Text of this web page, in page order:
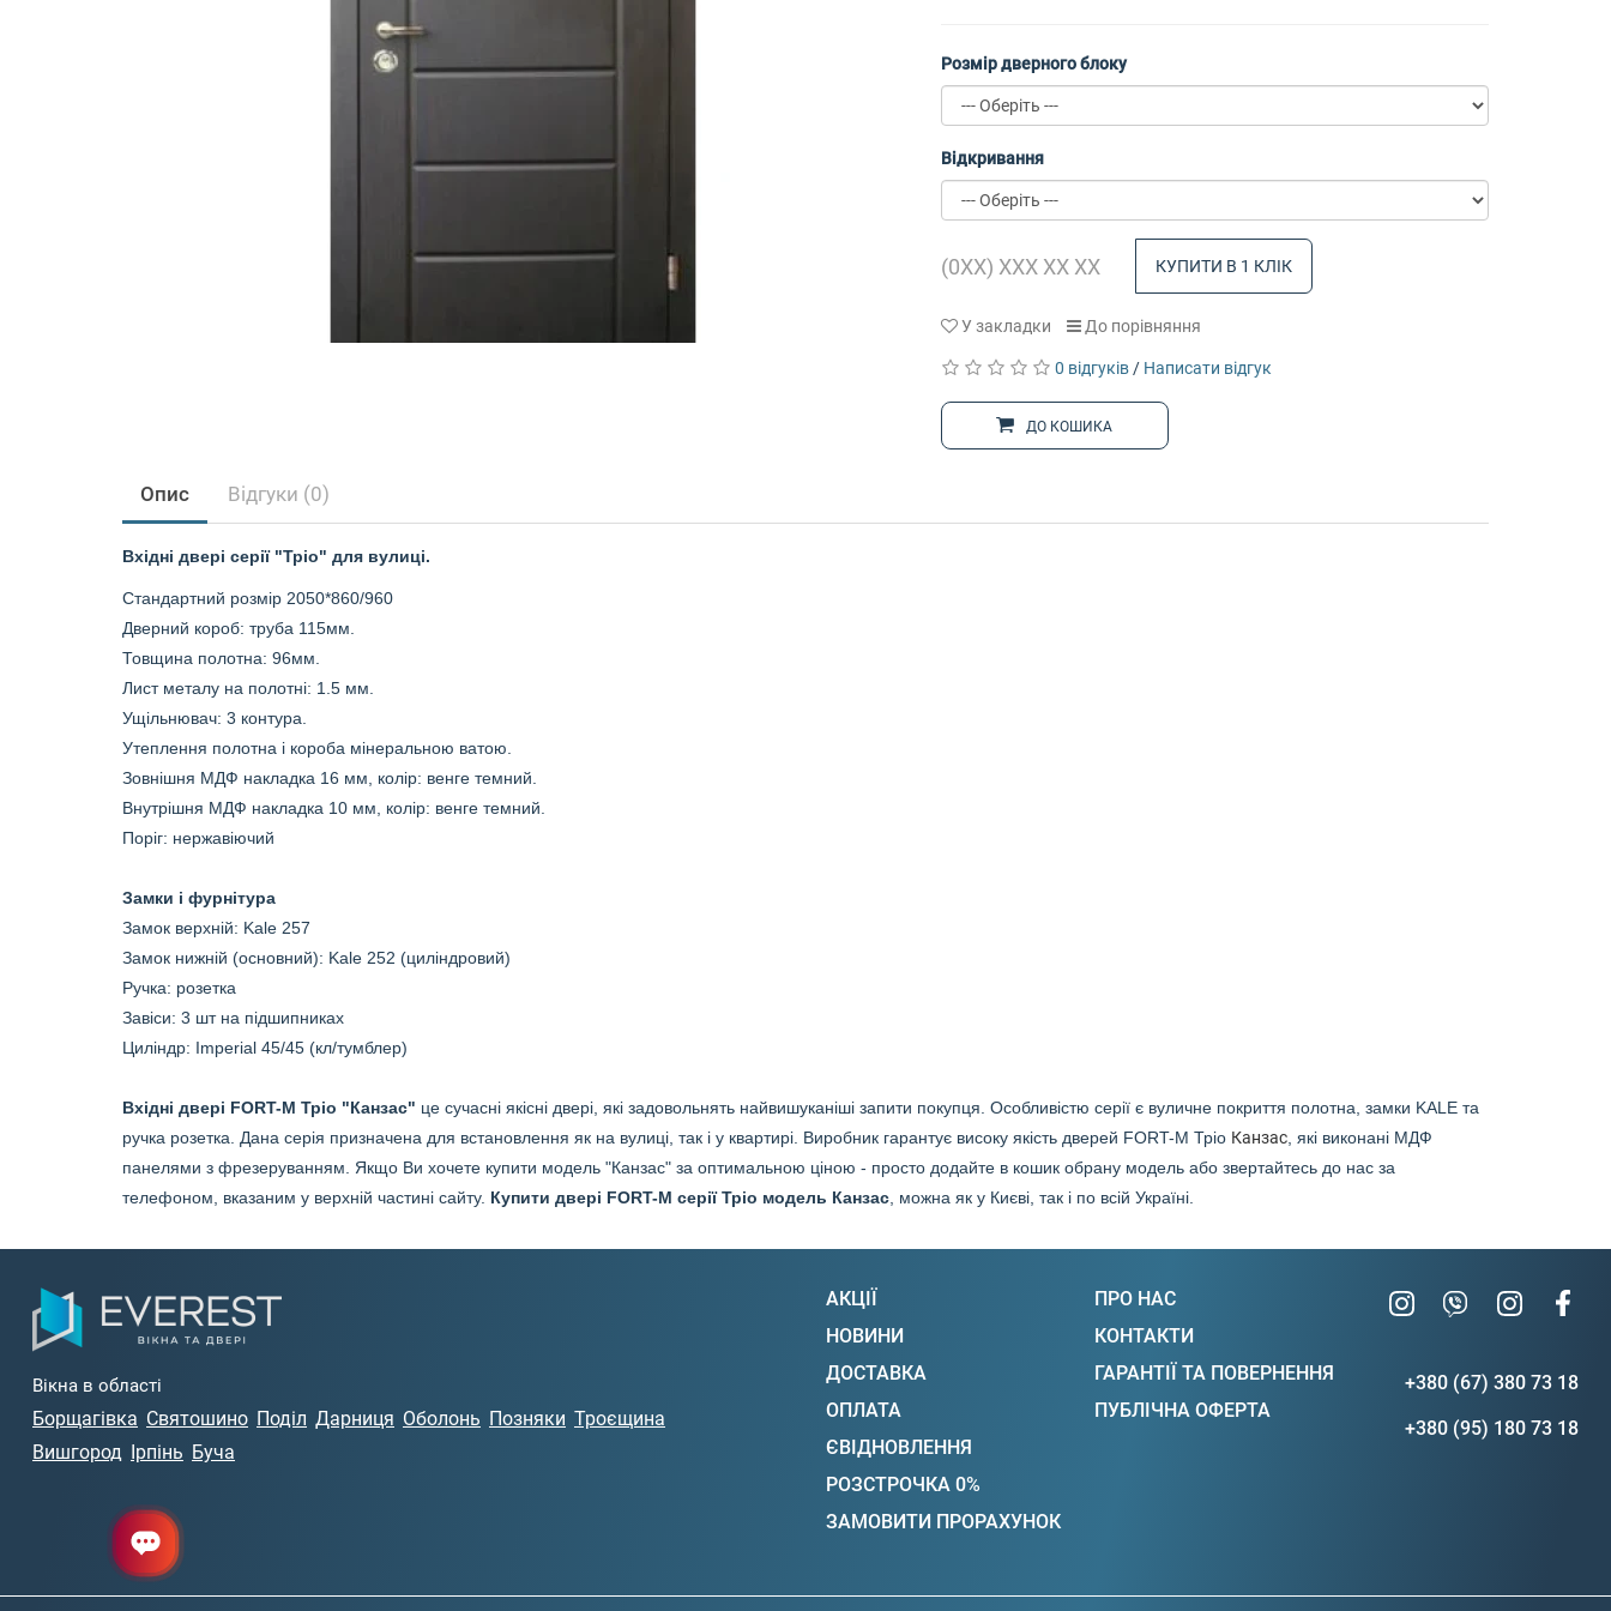
Розмір дверного блоку
Відкривання
КУПИТИ В 1 КЛІК
У закладки До порівняння
0 відгуків/ Написати відгук
ДО КОШИКА
Опис Відгуки (0)
Вхідні двері серії "Тріо" для вулиці.
Стандартний розмір 2050*860/960
Дверний короб: труба 115мм.
Товщина полотна: 96мм.
Лист металу на полотні: 1.5 мм.
Ущільнювач: 3 контура.
Утеплення полотна і короба мінеральною ватою.
Зовнішня МДФ накладка 16 мм, колір: венге темний.
Внутрішня МДФ накладка 10 мм, колір: венге темний.
Поріг: нержавіючий
Замки і фурнітура
Замок верхній: Kale 257
Замок нижній (основний): Kale 252 (циліндровий)
Ручка: розетка
Завіси: 3 шт на підшипниках
Циліндр: Imperial 45/45 (кл/тумблер)
Вхідні двері FORT-M Тріо "Канзас" це сучасні якісні двері, які задовольнять найвишуканіші запити покупця. Особливістю серії є вуличне покриття полотна, замки KALE та
ручка розетка. Дана серія призначена для встановлення як на вулиці, так і у квартирі. Виробник гарантує високу якість дверей FORT-M Тріо Канзас , які виконані МДФ
панелями з фрезеруванням. Якщо Ви хочете купити модель "Канзас" за оптимальною ціною - просто додайте в кошик обрану модель або звертайтесь до нас за
телефоном, вказаним у верхній частині сайту. Купити двері FORT-M серії Тріо модель Канзас , можна як у Києві, так і по всій Україні.
Вікна в області
Борщагівка Святошино Поділ Дарниця Оболонь Позняки Троєщина
Вишгород Ірпінь Буча
АКЦІЇ
НОВИНИ
ДОСТАВКА
ОПЛАТА
ЄВІДНОВЛЕННЯ
РОЗСТРОЧКА 0%
ЗАМОВИТИ ПРОРАХУНОК
ПРО НАС
КОНТАКТИ
ГАРАНТІЇ ТА ПОВЕРНЕННЯ
ПУБЛІЧНА ОФЕРТА
+380 (67) 380 73 18
+380 (95) 180 73 18